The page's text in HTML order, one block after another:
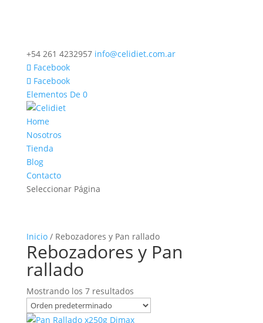
+54 261 4232957 info@celidiet.com.ar
Facebook
Facebook
Elementos De 0
Home
Nosotros
Tienda
Blog
Contacto
Seleccionar Página
Inicio/ Rebozadores y Pan rallado
Rebozadores y Pan
rallado
Mostrando los 7 resultados